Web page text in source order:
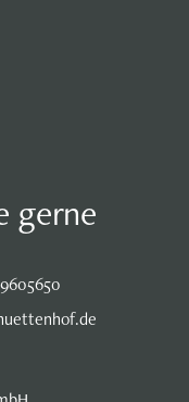
gerne